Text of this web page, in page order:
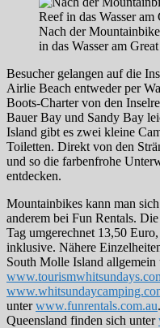
Nach der
in das Wasser am
Besucher gelangen auf die
Airlie Beach entweder per
Boots-Charter von den
Bauer Bay und Sandy Bay
Island gibt es zwei kleine
Toiletten. Direkt von den
und so die farbenfrohe
entdecken.
Mountainbikes kann man
anderem bei Fun Rentals.
Tag umgerechnet 13,50
inklusive. Nähere
South Molle Island allgemein
unterwww.funrentals.com.au
Queensland finden sich unter